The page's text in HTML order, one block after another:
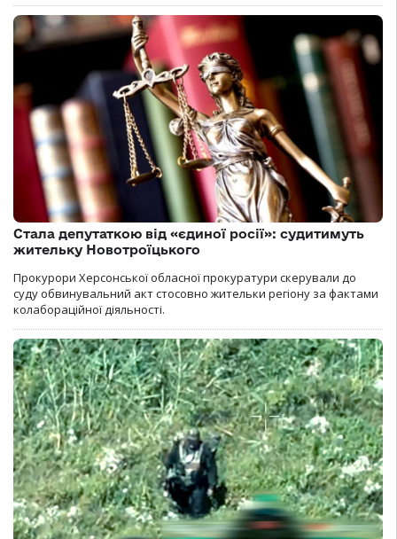
Стала депутаткою від «єдиної росії»: судитимуть
жительку Новотроїцького
Прокурори Херсонської обласної прокуратури скерували до
суду обвинувальний акт стосовно жительки регіону за фактами
колабораційної діяльності.